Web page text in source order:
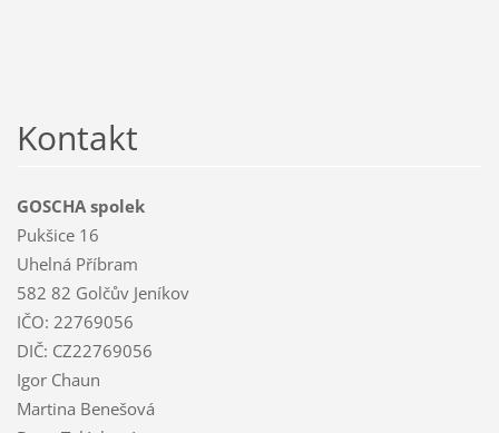
Kontakt
GOSCHA spolek
Pukšice 16
Uhelná Příbram
582 82 Golčův Jeníkov
IČO: 22769056
DIČ: CZ22769056
Igor Chaun
Martina Benešová